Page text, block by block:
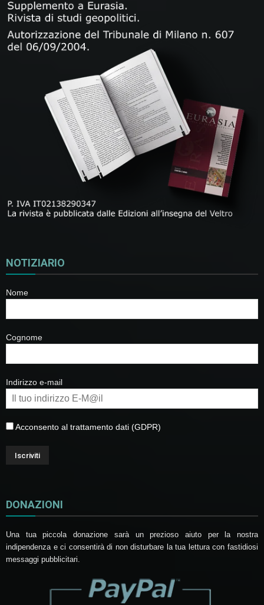
NOTIZIARIO
Nome
Cognome
Indirizzo e-mail
Acconsento al trattamento dati (GDPR)
DONAZIONI
Una tua piccola donazione sarà un prezioso aiuto per la nostra
indipendenza e ci consentirà di non disturbare la tua lettura con fastidiosi
messaggi pubblicitari.